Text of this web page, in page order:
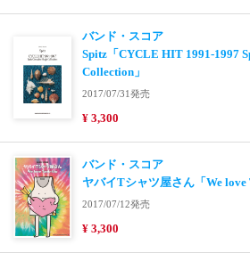
バンド・スコア
Spitz「CYCLE HIT 1991-1997
Collection」
2017/07/31発売
¥ 3,300
バンド・スコア
ヤバイTシャツ屋さん「We love
2017/07/12発売
¥ 3,300